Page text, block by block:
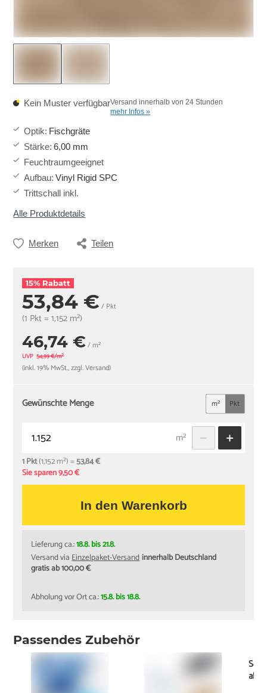
Kein Muster verfügbarVersand innerhalb von 24 Stunden
mehr Infos »
Optik: Fischgräte
Stärke: 6,00 mm
Feuchtraumgeeignet
Aufbau: Vinyl Rigid SPC
Trittschall inkl.
Alle Produktdetails
Merken Teilen
15% Rabatt
53,84 € / Pkt
(1 Pkt = 1,152 m²)
46,74 €/ m²
UVP 54,99 €/m²
(inkl. 19% MwSt., zzgl. Versand)
Gewünschte Menge m² Pkt
m²
1 Pkt(1,152 m²) =53,84 €
Sie sparen 9,50 €
In den Warenkorb
Lieferung ca.:18.8. bis 21.8.
Versand viaEinzelpaket-Versandinnerhalb Deutschland
gratis ab 100,00 €
Abholung vor Ort ca.:15.8. bis 18.8.
Passendes Zubehör
ab